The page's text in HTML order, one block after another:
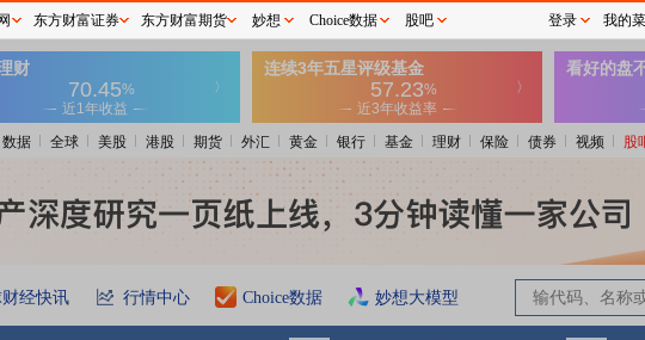
数据 全球 美股 港股 期货 外汇 黄金 银行 基金 理财 保险 债券 视频 股
经快讯 行情中心 Choice数据 妙想大模型
东方财富证券 东方财富期货 妙想 Choice数据 股吧 登录 我的